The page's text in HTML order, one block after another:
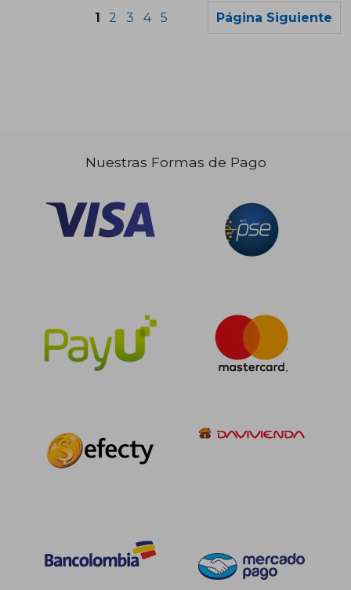
$ 131.899
45% $ 503.939 45%
dcto.
1 2 3 4 5 Página Siguiente
Nuestras Formas de Pago